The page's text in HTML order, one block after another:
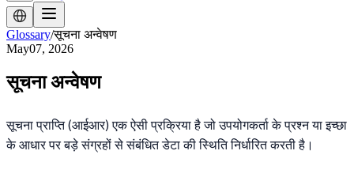
Glossary/सूचना अन्वेषण
May07, 2026
सूचना अन्वेषण
सूचना प्राप्ति (आईआर) एक ऐसी प्रक्रिया है जो उपयोगकर्ता के प्रश्न या इच्छा
के आधार पर बड़े संग्रहों से संबंधित डेटा की स्थिति निर्धारित करती है।